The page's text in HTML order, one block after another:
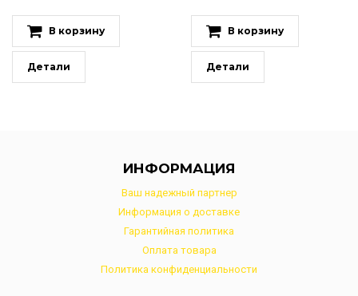
В корзину
Детали
В корзину
Детали
ИНФОРМАЦИЯ
Ваш надежный партнер
Информация о доставке
Гарантийная политика
Оплата товара
Политика конфиденциальности